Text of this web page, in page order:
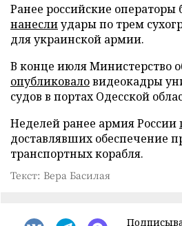
Ранее российские операторы
нанеслиудары по трем
для украинской армии.
В конце июля Министерство
опубликоваловидеокадры
судов в портах Одесской
Неделей ранее армия России
доставлявших обеспечение
транспортных корабля.
Текст: Вера Басилая